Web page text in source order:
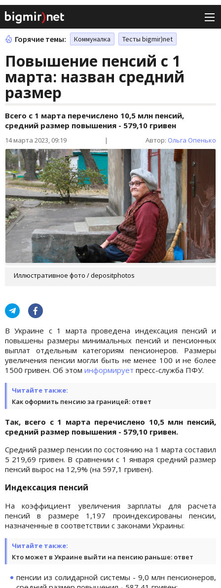
Горячие темы: Коммуналка Тесты bigmir)net
Повышение пенсий с 1
марта: назван средний
размер
Всего с 1 марта перечислено 10,5 млн пенсий,
средний размер повышения - 579,10 гривен
14 марта 2023, 09:19 | Автор: Ольга Опенько
Иллюстративное фото / depositphotos
В Украине с 1 марта проведена индексация пенсий и
повышены размеры минимальных пенсий и пенсионных
выплат отдельным категориям пенсионеров. Размеры
увеличения пенсии могли быть не менее 100 и не более
1500 гривен. Об этом информирует пресс-служба ПФУ.
Читайте также:
Как оформить пенсию за границей: ответ
Так, всего с 1 марта перечислено 10,5 млн пенсий,
средний размер повышения - 579,10 гривен.
Средний размер пенсии по состоянию на 1 марта составил
5 219,69 гривен. В сравнении с 1 января средний размер
пенсий вырос на 12,9% (на 597,1 гривен).
Индексация пенсий
На коэффициент увеличения зарплаты для расчета
пенсий в размере 1,197 проиндексированы пенсии,
назначенные в соответствии с законами Украины:
Читайте также:
Кто может в Украине выйти на пенсию раньше: ответ
пенсии из солидарной системы - 9,0 млн пенсионеров,